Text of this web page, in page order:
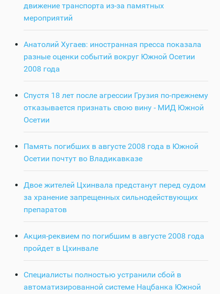
движение транспорта из-за памятных
мероприятий
Анатолий Хугаев: иностранная пресса показала
разные оценки событий вокруг Южной Осетии
2008 года
Спустя 18 лет после агрессии Грузия по-прежнему
отказывается признать свою вину - МИД Южной
Осетии
Память погибших в августе 2008 года в Южной
Осетии почтут во Владикавказе
Двое жителей Цхинвала предстанут перед судом
за хранение запрещенных сильнодействующих
препаратов
Акция-реквием по погибшим в августе 2008 года
пройдет в Цхинвале
Специалисты полностью устранили сбой в
автоматизированной системе Нацбанка Южной